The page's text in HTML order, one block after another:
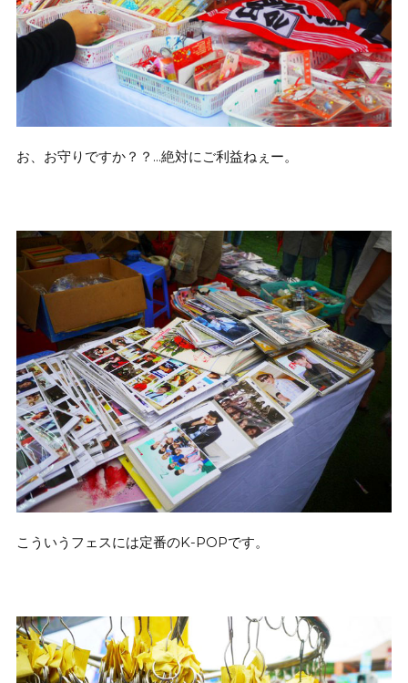
お、お守りですか？？…絶対にご利益ねぇー。
こういうフェスには定番のK-POPです。